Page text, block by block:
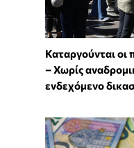
Καταργούνται οι
– Χωρίς
ενδεχόμενο